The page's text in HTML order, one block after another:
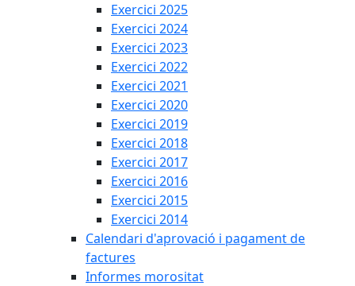
Exercici 2025
Exercici 2024
Exercici 2023
Exercici 2022
Exercici 2021
Exercici 2020
Exercici 2019
Exercici 2018
Exercici 2017
Exercici 2016
Exercici 2015
Exercici 2014
Calendari d'aprovació i pagament de
factures
Informes morositat